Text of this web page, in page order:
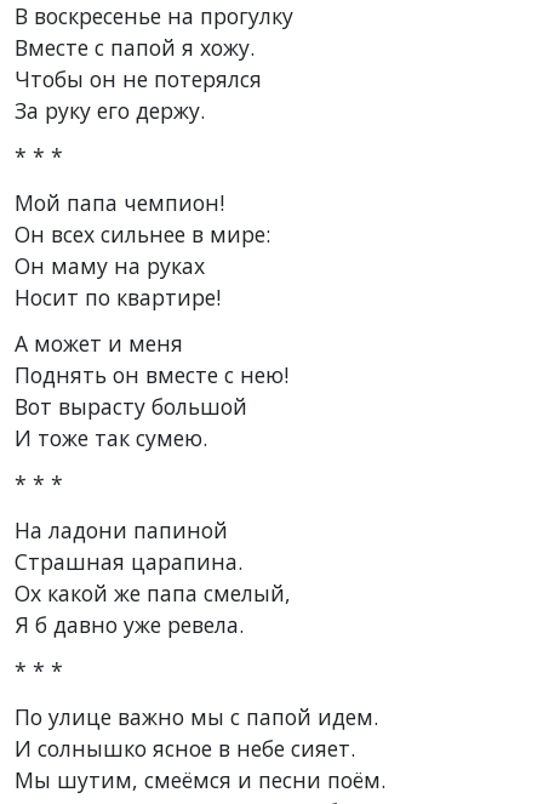
В воскресенье на прогулку
Вместе с папой я хожу.
Чтобы он не потерялся
За руку его держу.
* * *
Мой папа чемпион!
Он всех сильнее в мире:
Он маму на руках
Носит по квартире!
А может и меня
Поднять он вместе с нею!
Вот вырасту большой
И тоже так сумею.
* * *
На ладони папиной
Страшная царапина.
Ох какой же папа смелый,
Я б давно уже ревела.
* * *
По улице важно мы с папой идем.
И солнышко ясное в небе сияет.
Мы шутим, смеёмся и песни поём.